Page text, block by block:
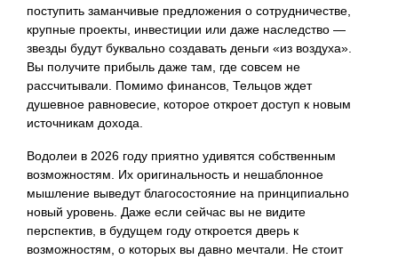
поступить заманчивые предложения о сотрудничестве,
крупные проекты, инвестиции или даже наследство —
звезды будут буквально создавать деньги «из воздуха».
Вы получите прибыль даже там, где совсем не
рассчитывали. Помимо финансов, Тельцов ждет
душевное равновесие, которое откроет доступ к новым
источникам дохода.
Водолеи в 2026 году приятно удивятся собственным
возможностям. Их оригинальность и нешаблонное
мышление выведут благосостояние на принципиально
новый уровень. Даже если сейчас вы не видите
перспектив, в будущем году откроется дверь к
возможностям, о которых вы давно мечтали. Не стоит